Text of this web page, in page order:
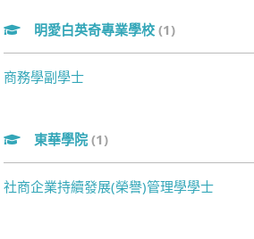
明愛白英奇專業學校 (1)
商務學副學士
東華學院 (1)
社商企業持續發展(榮譽)管理學學士